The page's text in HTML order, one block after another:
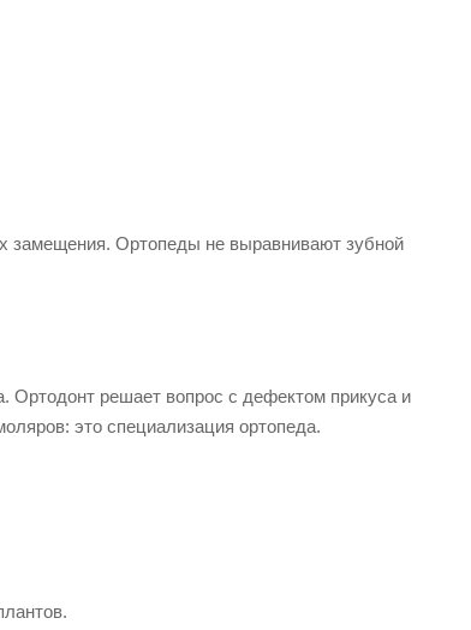
замещения. Ортопеды не выравнивают зубной
Ортодонт решает вопрос с дефектом прикуса и
это специализация ортопеда.